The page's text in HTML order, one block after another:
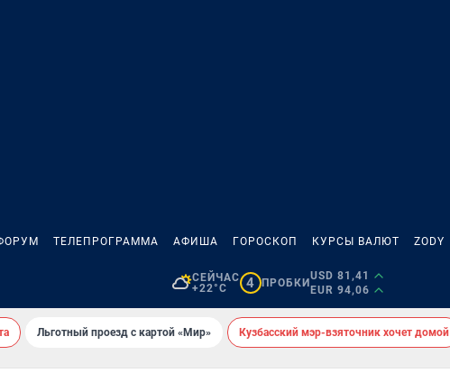
ТЕЛЕПРОГРАММА АФИША ГОРОСКОП КУРСЫ ВАЛЮТ ZODY
СЕЙЧАС
+22°C
4 ПРОБКИ
USD 81,41
EUR 94,06
Льготный проезд с картой «Мир» Кузбасский мэр-взяточник хочет домой